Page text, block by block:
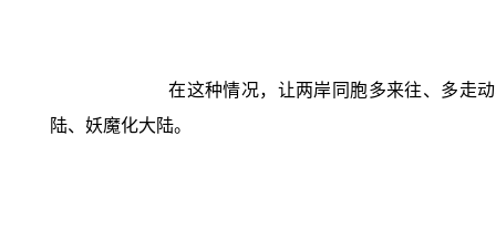
在这种情况，让两岸同胞多来往、多走
陆、妖魔化大陆。